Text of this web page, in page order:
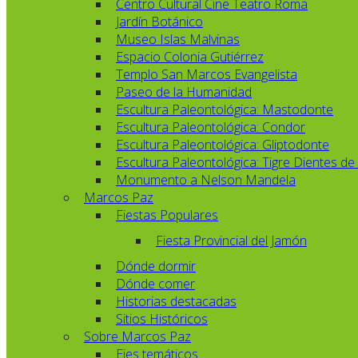
Centro Cultural Cine Teatro Roma
Jardín Botánico
Museo Islas Malvinas
Espacio Colonia Gutiérrez
Templo San Marcos Evangelista
Paseo de la Humanidad
Escultura Paleontológica: Mastodonte
Escultura Paleontológica: Condor
Escultura Paleontológica: Gliptodonte
Escultura Paleontológica: Tigre Dientes de
Monumento a Nelson Mandela
Marcos Paz
Fiestas Populares
Fiesta Provincial del Jamón
Dónde dormir
Dónde comer
Historias destacadas
Sitios Históricos
Sobre Marcos Paz
Ejes temáticos